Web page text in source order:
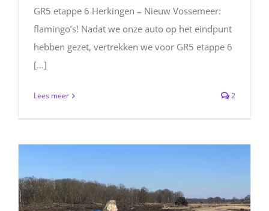
GR5 etappe 6 Herkingen – Nieuw Vossemeer:
flamingo’s! Nadat we onze auto op het eindpunt
hebben gezet, vertrekken we voor GR5 etappe 6
[...]
Lees meer 2